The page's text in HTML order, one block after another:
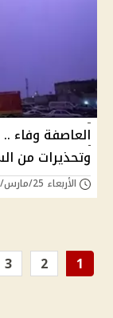
العاصفة وفاء
وتحذيرات من
الأربعاء 25/مارس/2026 - 09:42 ص
1
2
3